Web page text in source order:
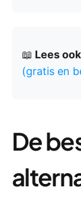
📖 Lees
(gratis en
De